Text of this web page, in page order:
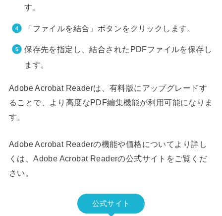
す。
「ファイルを結合」ボタンをクリックします。
保存先を指定し、結合されたPDFファイルを保存し
ます。
Adobe Acrobat Readerは、有料版にアップグレードす
ることで、より高度なPDF編集機能が利用可能になりま
す。
Adobe Acrobat Readerの機能や価格についてより詳し
くは、Adobe Acrobat Readerの公式サイトをご覧くだ
さい。
公式サイト